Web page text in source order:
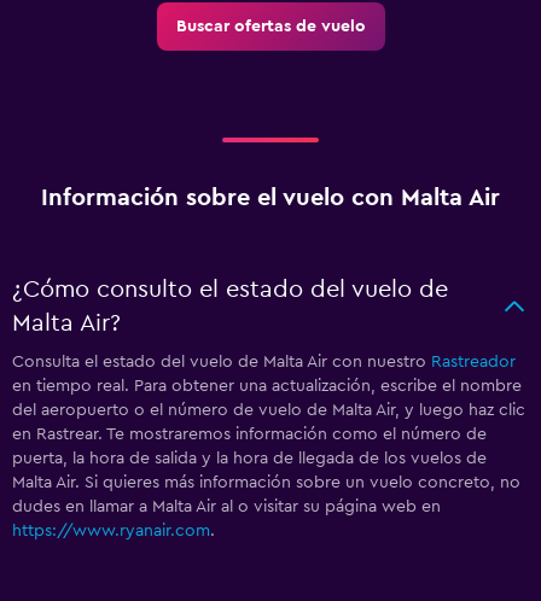
Buscar ofertas de vuelo
Información sobre el vuelo con Malta Air
¿Cómo consulto el estado del vuelo de
Malta Air?
Consulta el estado del vuelo de Malta Air con nuestro Rastreador
en tiempo real. Para obtener una actualización, escribe el nombre
del aeropuerto o el número de vuelo de Malta Air, y luego haz clic
en Rastrear. Te mostraremos información como el número de
puerta, la hora de salida y la hora de llegada de los vuelos de
Malta Air. Si quieres más información sobre un vuelo concreto, no
dudes en llamar a Malta Air al o visitar su página web en
https://www.ryanair.com.